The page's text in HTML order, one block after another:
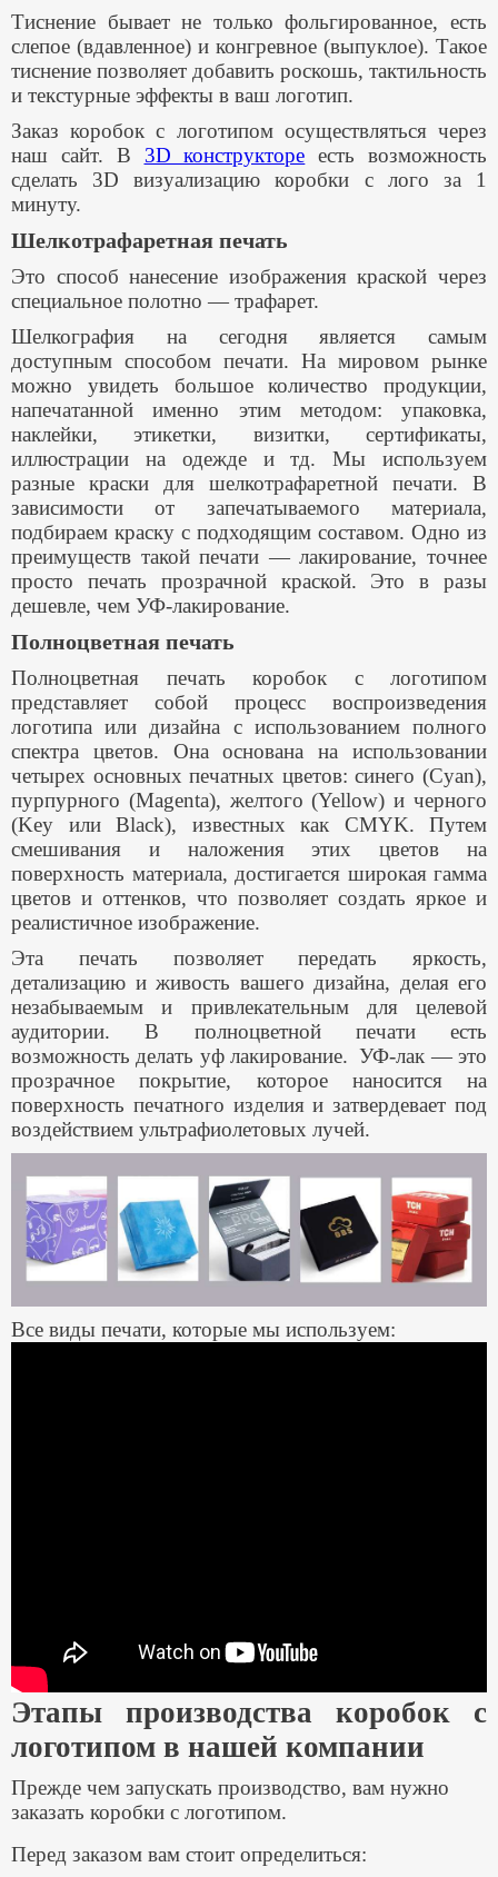
Тиснение бывает не только фольгированное, есть
слепое (вдавленное) и конгревное (выпуклое). Такое
тиснение позволяет добавить роскошь, тактильность
и текстурные эффекты в ваш логотип.
Заказ коробок с логотипом осуществляться через
наш сайт. В 3D конструкторе есть возможность
сделать 3D визуализацию коробки с лого за 1
минуту.
Шелкотрафаретная печать
Это способ нанесение изображения краской через
специальное полотно — трафарет.
Шелкография на сегодня является самым
доступным способом печати. На мировом рынке
можно увидеть большое количество продукции,
напечатанной именно этим методом: упаковка,
наклейки, этикетки, визитки, сертификаты,
иллюстрации на одежде и тд. Мы используем
разные краски для шелкотрафаретной печати. В
зависимости от запечатываемого материала,
подбираем краску с подходящим составом. Одно из
преимуществ такой печати — лакирование, точнее
просто печать прозрачной краской. Это в разы
дешевле, чем УФ-лакирование.
Полноцветная печать
Полноцветная печать коробок с логотипом
представляет собой процесс воспроизведения
логотипа или дизайна с использованием полного
спектра цветов. Она основана на использовании
четырех основных печатных цветов: синего (Cyan),
пурпурного (Magenta), желтого (Yellow) и черного
(Key или Black), известных как CMYK. Путем
смешивания и наложения этих цветов на
поверхность материала, достигается широкая гамма
цветов и оттенков, что позволяет создать яркое и
реалистичное изображение.
Эта печать позволяет передать яркость,
детализацию и живость вашего дизайна, делая его
незабываемым и привлекательным для целевой
аудитории. В полноцветной печати есть
возможность делать уф лакирование. УФ-лак — это
прозрачное покрытие, которое наносится на
поверхность печатного изделия и затвердевает под
воздействием ультрафиолетовых лучей.
Все виды печати, которые мы используем:
Этапы производства коробок с
логотипом в нашей компании
Прежде чем запускать производство, вам нужно
заказать коробки с логотипом.
Перед заказом вам стоит определиться: